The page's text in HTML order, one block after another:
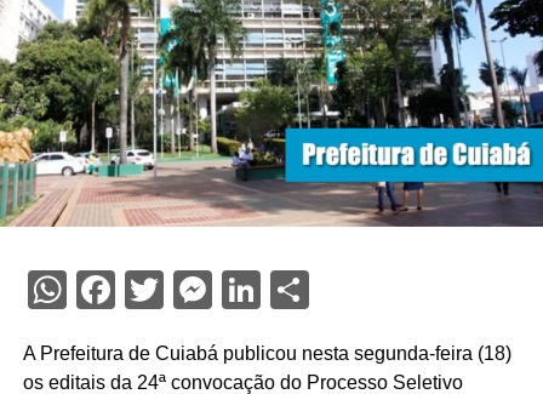
WhatsApp
Facebook
Twitter
Messenger
LinkedIn
Share
A Prefeitura de Cuiabá publicou nesta segunda-feira (18)
os editais da 24ª convocação do Processo Seletivo